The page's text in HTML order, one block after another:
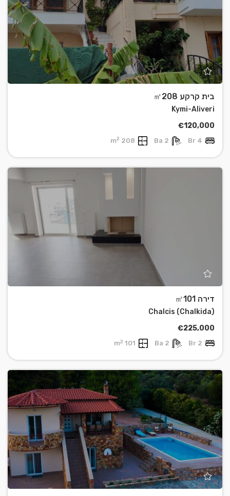
בית קרקע ㎡208
Kymi-Aliveri
€120,000
4 Br
2 Ba
208 m
2
דירה ㎡101
Chalcis (Chalkida)
€225,000
2 Br
2 Ba
101 m
2